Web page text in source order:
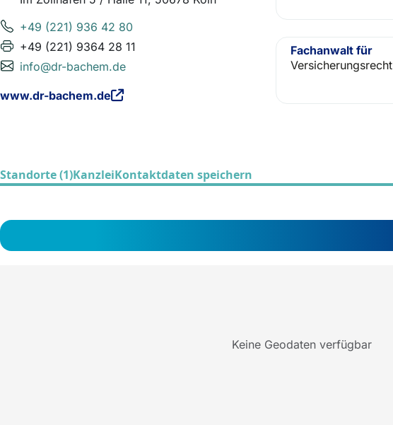
+49 (221) 936 42 80
+49 (221) 9364 28 11
info@dr-bachem.de
www.dr-bachem.de
Fachanwalt für
Versicherungsrecht
Standorte (1)KanzleiKontaktdaten speichern
Keine Geodaten verfügbar